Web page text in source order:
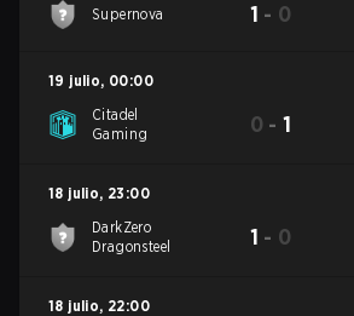
Supernova 1 - 0
19 julio, 00:00
Citadel
Gaming
0 -1
18 julio, 23:00
DarkZero
Dragonsteel
1 - 0
18 julio, 22:00